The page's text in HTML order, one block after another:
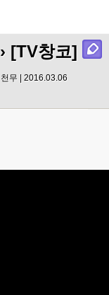
› [TV창코]
천무 | 2016.03.06